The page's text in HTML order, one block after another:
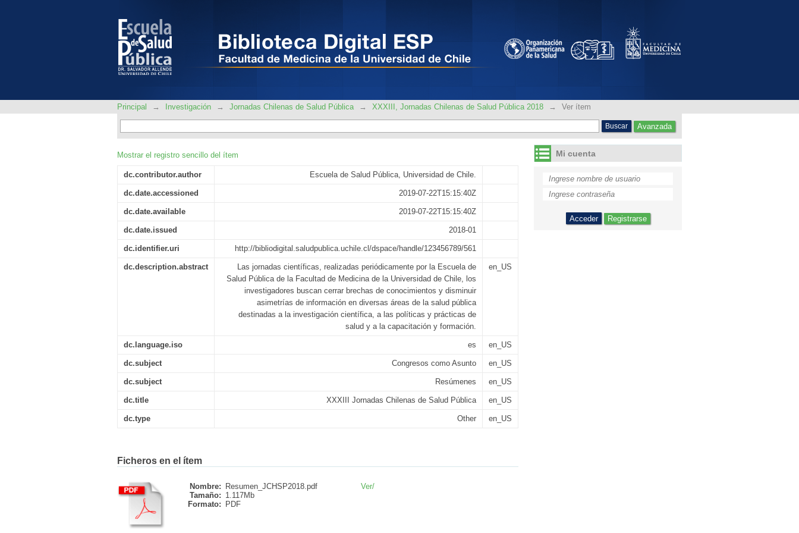
Principal → Investigación → Jornadas Chilenas de Salud Pública → XXXIII, Jornadas Chilenas de Salud Pública 2018 → Ver ítem
Avanzada
Mostrar el registro sencillo del ítem
dc.contributor.author Escuela de Salud Pública, Universidad de Chile.
dc.date.accessioned 2019-07-22T15:15:40Z
dc.date.available 2019-07-22T15:15:40Z
dc.date.issued 2018-01
dc.identifier.uri http://bibliodigital.saludpublica.uchile.cl/dspace/handle/123456789/561
dc.description.abstract
Las jornadas científicas, realizadas periódicamente por la Escuela de
Salud Pública de la Facultad de Medicina de la Universidad de Chile, los
investigadores buscan cerrar brechas de conocimientos y disminuir
asimetrías de información en diversas áreas de la salud pública
destinadas a la investigación científica, a las políticas y prácticas de
salud y a la capacitación y formación.
en_US
dc.language.iso es en_US
dc.subject Congresos como Asunto en_US
dc.subject Resúmenes en_US
dc.title XXXIII Jornadas Chilenas de Salud Pública en_US
dc.type Other en_US
Ficheros en el ítem
Nombre:
Resumen_JCHSP2018.pdf
Tamaño: 1.117Mb
Formato:
PDF
Ver/
Mi cuenta
Registrarse